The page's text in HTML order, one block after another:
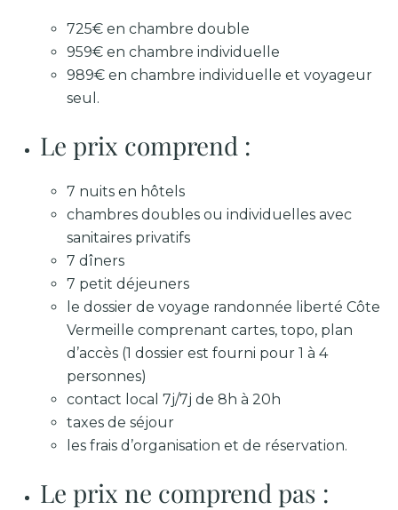
725€ en chambre double
959€ en chambre individuelle
989€ en chambre individuelle et voyageur
seul.
Le prix comprend :
7 nuits en hôtels
chambres doubles ou individuelles avec
sanitaires privatifs
7 dîners
7 petit déjeuners
le dossier de voyage randonnée liberté Côte
Vermeille comprenant cartes, topo, plan
d’accès (1 dossier est fourni pour 1 à 4
personnes)
contact local 7j/7j de 8h à 20h
taxes de séjour
les frais d’organisation et de réservation.
Le prix ne comprend pas :